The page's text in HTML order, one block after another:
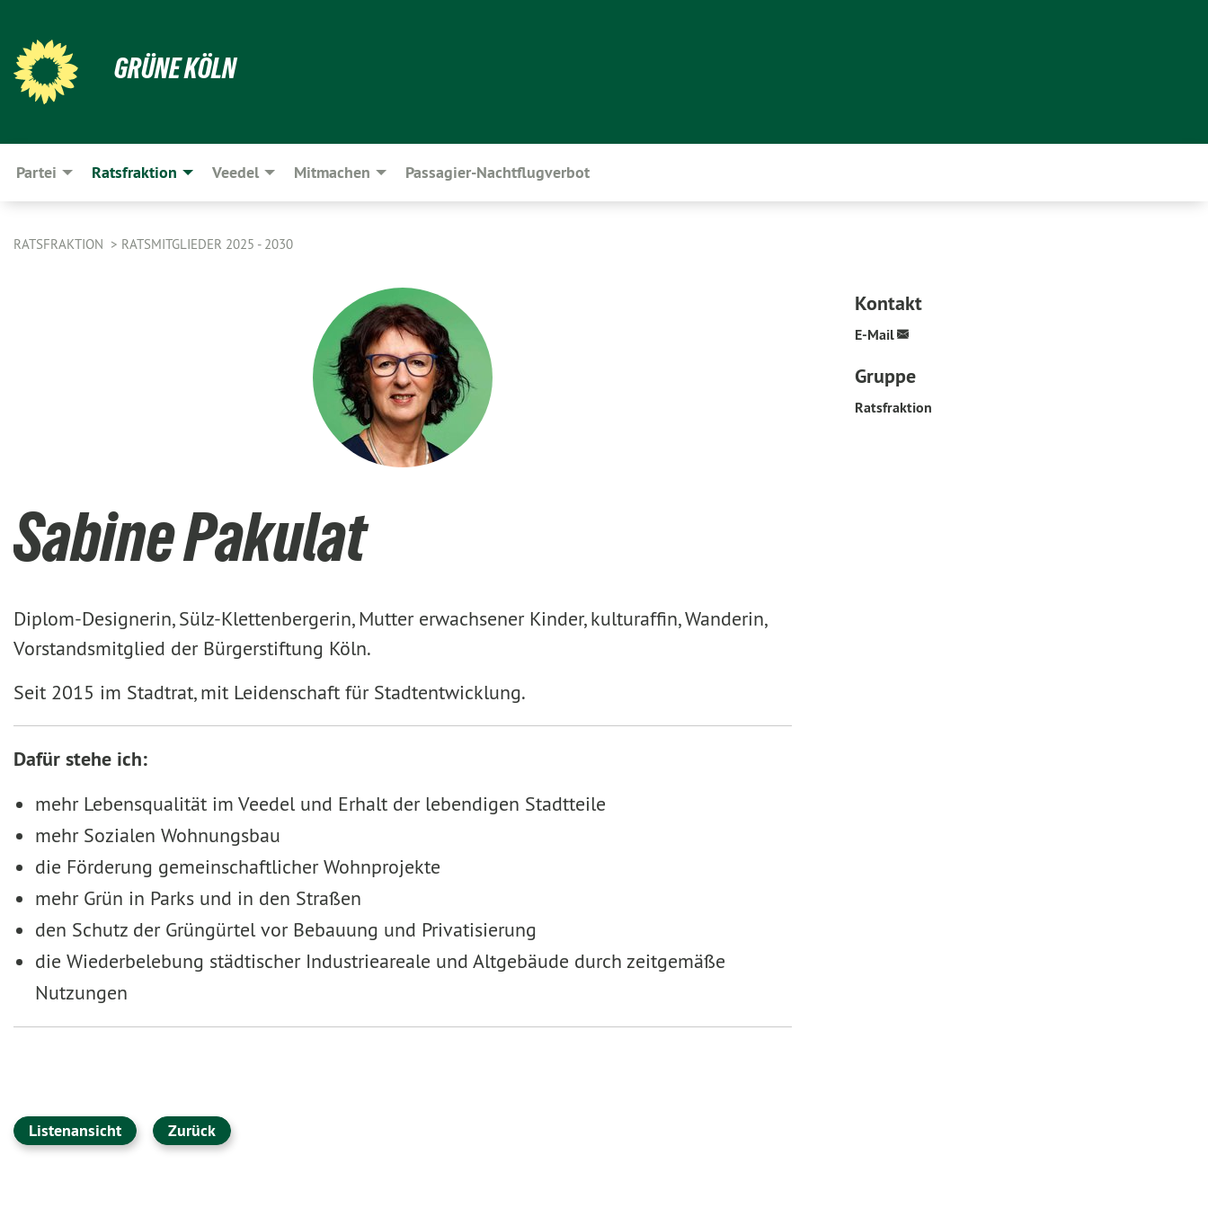
GRÜNE KÖLN
Partei Ratsfraktion Veedel Mitmachen Passagier-Nachtflugverbot
RATSFRAKTION RATSMITGLIEDER 2025 - 2030
Sabine Pakulat
Diplom-Designerin, Sülz-Klettenbergerin, Mutter erwachsener Kinder, kulturaffin, Wanderin,
Vorstandsmitglied der Bürgerstiftung Köln.
Seit 2015 im Stadtrat, mit Leidenschaft für Stadtentwicklung.
Dafür stehe ich:
mehr Lebensqualität im Veedel und Erhalt der lebendigen Stadtteile
mehr Sozialen Wohnungsbau
die Förderung gemeinschaftlicher Wohnprojekte
mehr Grün in Parks und in den Straßen
den Schutz der Grüngürtel vor Bebauung und Privatisierung
die Wiederbelebung städtischer Industrieareale und Altgebäude durch zeitgemäße
Nutzungen
Kontakt
E-Mail
Gruppe
Ratsfraktion
Listenansicht Zurück